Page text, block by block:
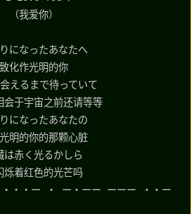
（我爱你）
になったあなたへ
致化作光明的你
えるまで待っていて
会于宇宙之前还请等等
になったあなたの
明的你的那颗心脏
は赤く光るかしら
烁着红色的光芒吗
・・ー ・ ー・ーー ーーー ・・ー